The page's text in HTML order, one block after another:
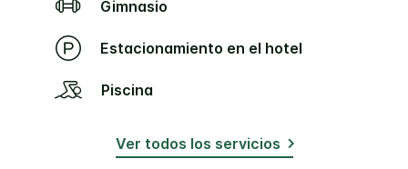
Gimnasio
Estacionamiento en el hotel
Piscina
Ver todos los servicios